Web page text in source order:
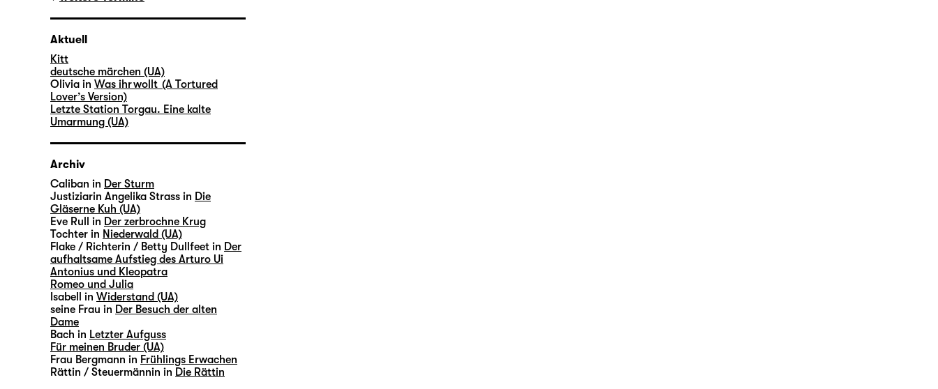
Aktuell
Kitt
deutsche märchen (UA)
Olivia in Was ihr wollt (A Tortured
Lover’s Version)
Letzte Station Torgau. Eine kalte
Umarmung (UA)
Archiv
Caliban in Der Sturm
Justiziarin Angelika Strass in Die
Gläserne Kuh (UA)
Eve Rull in Der zerbrochne Krug
Tochter in Niederwald (UA)
Flake / Richterin / Betty Dullfeet in Der
aufhaltsame Aufstieg des Arturo Ui
Antonius und Kleopatra
Romeo und Julia
Isabell in Widerstand (UA)
seine Frau in Der Besuch der alten
Dame
Bach in Letzter Aufguss
Für meinen Bruder (UA)
Frau Bergmann in Frühlings Erwachen
Rättin / Steuermännin in Die Rättin